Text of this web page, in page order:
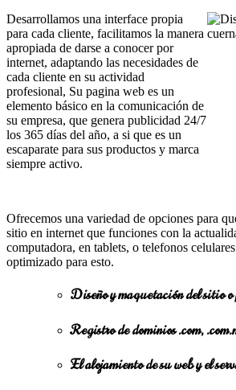
Desarrollamos una interface propia
para cada cliente, facilitamos la manera
apropiada de darse a conocer por
internet, adaptando las necesidades de
cada cliente en su actividad
profesional, Su pagina web es un
elemento básico en la comunicación de
su empresa, que genera publicidad 24/7
los 365 días del año, a si que es un
escaparate para sus productos y marca
siempre activo.
Ofrecemos una variedad de opciones para
sitio en internet que funciones con la
computadora, en tablets, o telefonos
optimizado para esto.
Diseño y maquetación del sitio o
Registro de dominios .com,
El alojamiento de su web y el